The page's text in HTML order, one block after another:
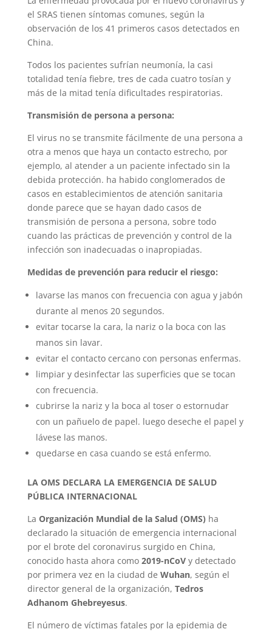
el SRAS tienen síntomas comunes, según la
observación de los 41 primeros casos detectados en
China.
Todos los pacientes sufrían neumonía, la casi
totalidad tenía fiebre, tres de cada cuatro tosían y
más de la mitad tenía dificultades respiratorias.
Transmisión de persona a persona:
El virus no se transmite fácilmente de una persona a
otra a menos que haya un contacto estrecho, por
ejemplo, al atender a un paciente infectado sin la
debida protección. ha habido conglomerados de
casos en establecimientos de atención sanitaria
donde parece que se hayan dado casos de
transmisión de persona a persona, sobre todo
cuando las prácticas de prevención y control de la
infección son inadecuadas o inapropiadas.
Medidas de prevención para reducir el riesgo:
lavarse las manos con frecuencia con agua y jabón
durante al menos 20 segundos.
evitar tocarse la cara, la nariz o la boca con las
manos sin lavar.
evitar el contacto cercano con personas enfermas.
limpiar y desinfectar las superficies que se tocan
con frecuencia.
cubrirse la nariz y la boca al toser o estornudar
con un pañuelo de papel. luego deseche el papel y
lávese las manos.
quedarse en casa cuando se está enfermo.
LA OMS DECLARA LA EMERGENCIA DE SALUD
PÚBLICA INTERNACIONAL
La Organización Mundial de la Salud (OMS) ha
declarado la situación de emergencia internacional
por el brote del coronavirus surgido en China,
conocido hasta ahora como 2019-nCoVy detectado
por primera vez en la ciudad de Wuhan, según el
director general de la organización, Tedros
Adhanom Ghebreyesus.
El número de víctimas fatales por la epidemia de